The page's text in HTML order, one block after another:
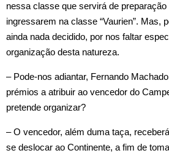
nessa classe que servirá de
ingressarem na classe “Vaurien”. Mas,
ainda nada decidido, por nos faltar
organização desta natureza.
– Pode‑nos adiantar, Fernando
prémios a atribuir ao vencedor do
pretende organizar?
– O vencedor, além duma taça,
se deslocar ao Continente, a fim de